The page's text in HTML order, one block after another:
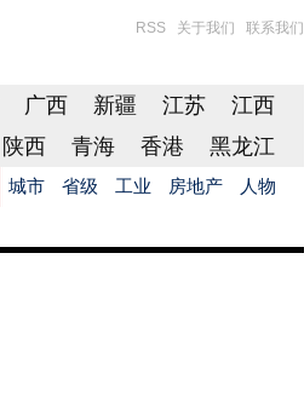
RSS 关于我们 联系我们
广西 新疆 江苏
江西
陕西 青海 香港 黑龙江
城市 省级 工业 房地产 人物